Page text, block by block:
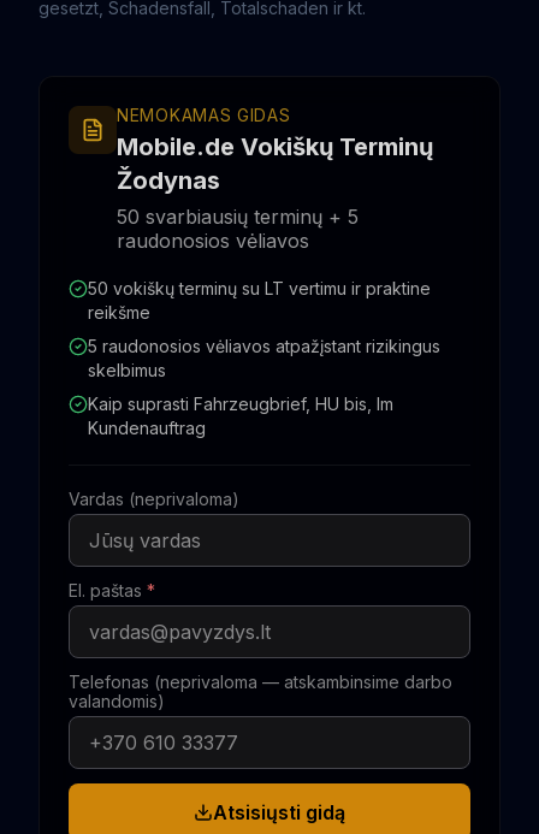
gesetzt, Schadensfall, Totalschaden ir kt.
NEMOKAMAS GIDAS
Mobile.de Vokiškų Terminų
Žodynas
50 svarbiausių terminų + 5
raudonosios vėliavos
50 vokiškų terminų su LT vertimu ir praktine
reikšme
5 raudonosios vėliavos atpažįstant rizikingus
skelbimus
Kaip suprasti Fahrzeugbrief, HU bis, Im
Kundenauftrag
Vardas (neprivaloma)
El. paštas *
Telefonas (neprivaloma — atskambinsime darbo
valandomis)
Atsisiųsti gidą